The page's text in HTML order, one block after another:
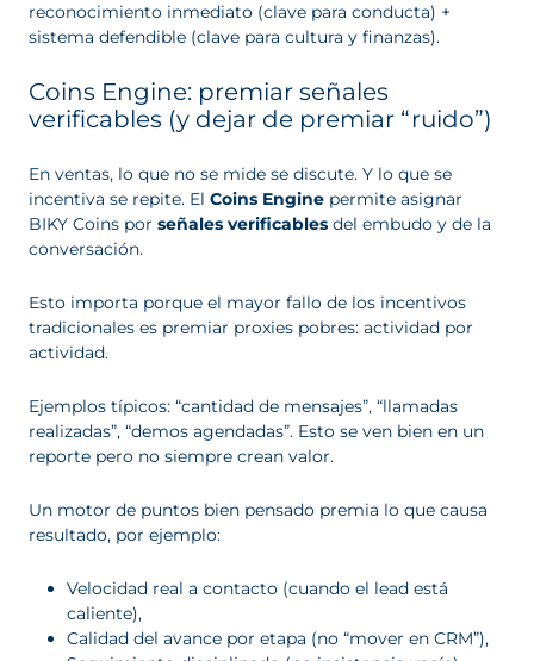
reconocimiento inmediato (clave para conducta) +
sistema defendible (clave para cultura y finanzas).
Coins Engine: premiar señales
verificables (y dejar de premiar “ruido”)
En ventas, lo que no se mide se discute. Y lo que se
incentiva se repite. El Coins Engine permite asignar
BIKY Coins por señales verificables del embudo y de la
conversación.
Esto importa porque el mayor fallo de los incentivos
tradicionales es premiar proxies pobres: actividad por
actividad.
Ejemplos típicos: “cantidad de mensajes”, “llamadas
realizadas”, “demos agendadas”. Esto se ven bien en un
reporte pero no siempre crean valor.
Un motor de puntos bien pensado premia lo que causa
resultado, por ejemplo:
Velocidad real a contacto (cuando el lead está
caliente),
Calidad del avance por etapa (no “mover en CRM”),